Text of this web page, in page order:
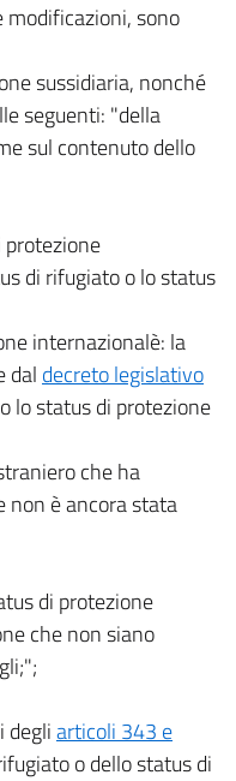
modificazioni, sono
sussidiaria, nonché
seguenti: "della
sul contenuto dello
di rifugiato o lo status
internazionalè: la
dal decreto legislativo
lo status di protezione
che ha
non è ancora stata
di protezione
che non siano
degliarticoli 343 e
o dello status di